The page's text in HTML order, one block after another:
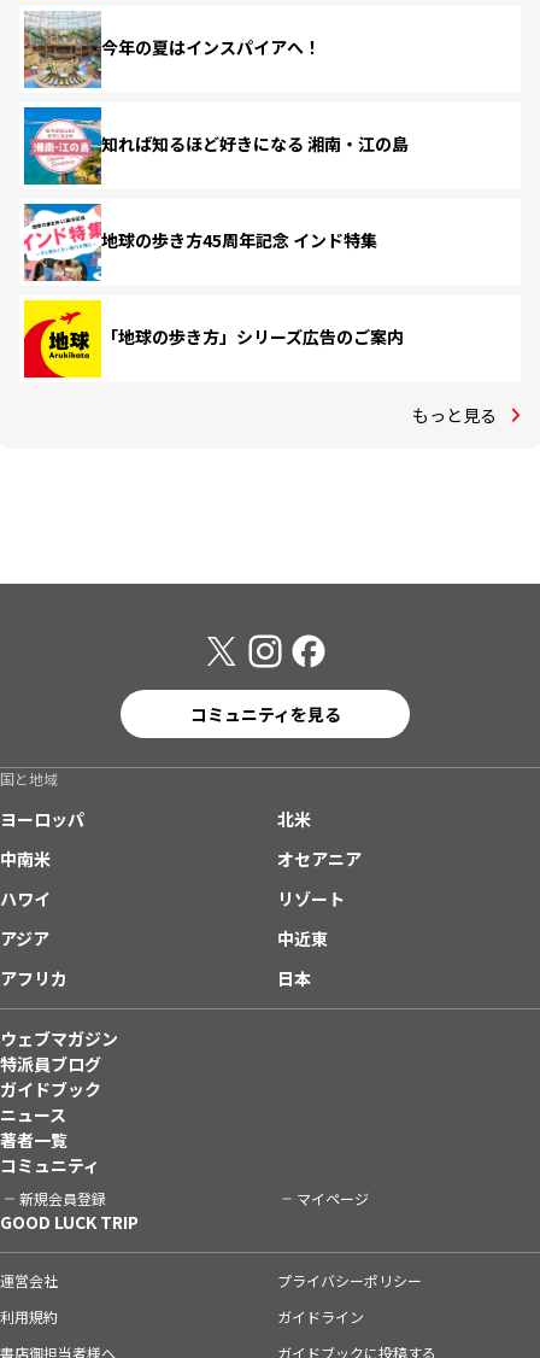
今年の夏はインスパイアへ！
知れば知るほど好きになる 湘南・江の島
地球の歩き方45周年記念 インド特集
「地球の歩き方」シリーズ広告のご案内
もっと見る
コミュニティを見る
国と地域
ヨーロッパ
北米
中南米
オセアニア
ハワイ
リゾート
アジア
中近東
アフリカ
日本
ウェブマガジン
特派員ブログ
ガイドブック
ニュース
著者一覧
コミュニティ
新規会員登録 マイページ
GOOD LUCK TRIP
運営会社
プライバシーポリシー
利用規約
ガイドライン
書店御担当者様へ
ガイドブックに投稿する